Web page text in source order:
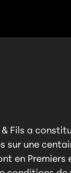
& Fils a
sur une
en Premiers